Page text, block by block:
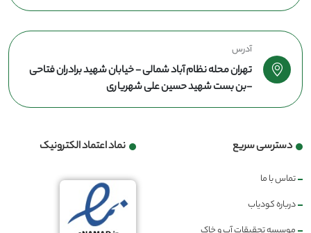
آدرس
تهران محله نظام آباد شمالی - خیابان شهید برادران فتاحی
-بن بست شهید حسین علی شهریاری
دسترسی سریع
تماس با ما
درباره کودیاب
نماد اعتماد الکترونیک